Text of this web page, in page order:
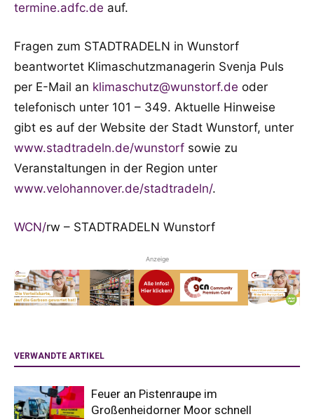
termine.adfc.de auf.
Fragen zum STADTRADELN in Wunstorf
beantwortet Klimaschutzmanagerin Svenja Puls
per E-Mail an klimaschutz@wunstorf.de oder
telefonisch unter 101 – 349. Aktuelle Hinweise
gibt es auf der Website der Stadt Wunstorf, unter
www.stadtradeln.de/wunstorf sowie zu
Veranstaltungen in der Region unter
www.velohannover.de/stadtradeln/.
WCN/rw – STADTRADELN Wunstorf
Anzeige
VERWANDTE ARTIKEL
Feuer an Pistenraupe im
Großenheidorner Moor schnell